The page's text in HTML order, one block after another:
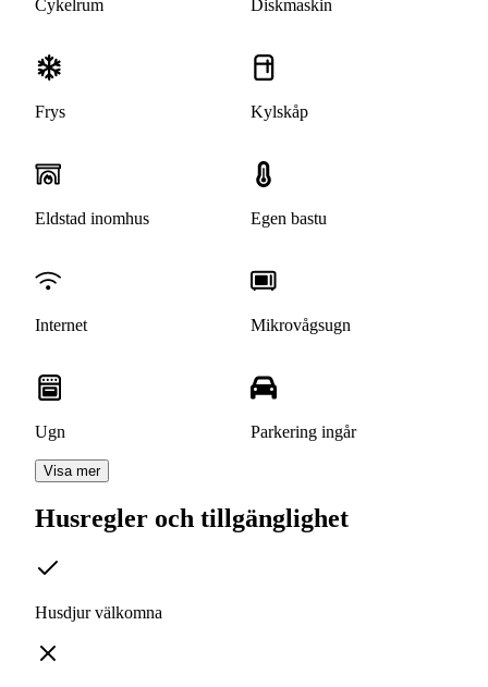
Cykelrum Diskmaskin
Frys Kylskåp
Eldstad inomhus Egen bastu
Internet Mikrovågsugn
Ugn Parkering ingår
Visa mer
Husregler och tillgänglighet
Husdjur välkomna